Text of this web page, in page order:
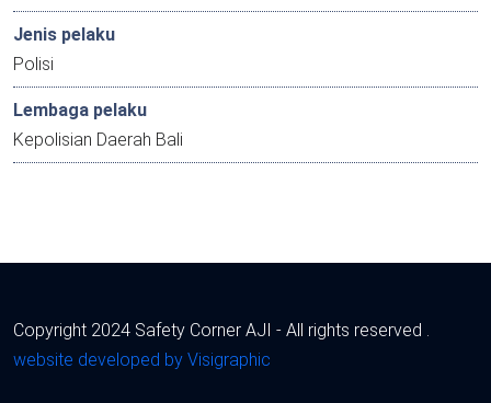
Jenis pelaku
Polisi
Lembaga pelaku
Kepolisian Daerah Bali
Copyright 2024 Safety Corner AJI - All rights reserved .
website developed by Visigraphic